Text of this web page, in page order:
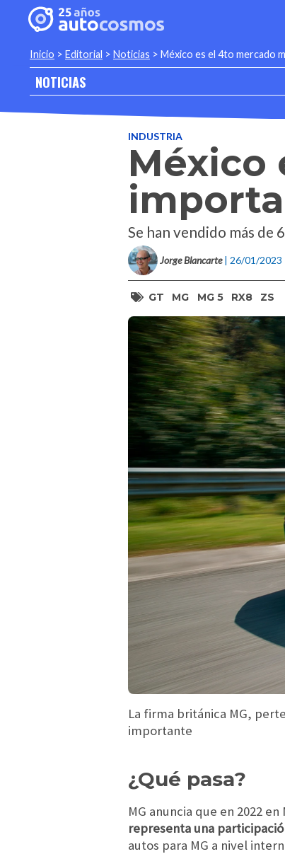
Inicio > Editorial > Noticias > México es el 4to mercado
NOTICIAS
INDUSTRIA
México
Se han vendido más de
Jorge Blancarte | 26/01/2023
GT MG MG 5 RX8 ZS
La firma británica MG,
importante
¿Qué pasa?
MG anuncia que en 2022 en
representa una
autos para MG a nivel